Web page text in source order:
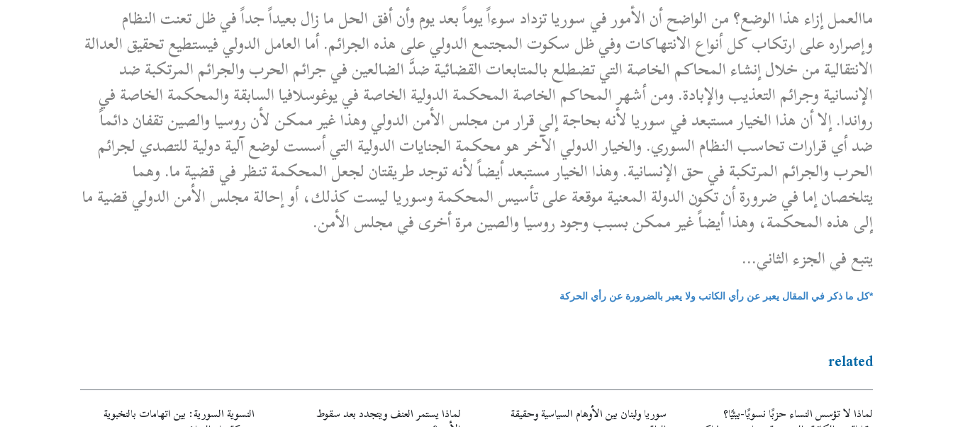
ماالعمل إزاء هذا الوضع؟ من الواضح أن الأمور في سوريا تزداد سوءاً يوماً بعد يوم وأن أفق الحل ما زال بعيداً جداً في ظل تعنت النظام
وإصراره على ارتكاب كل أنواع الانتهاكات وفي ظل سكوت المجتمع الدولي على هذه الجرائم. أما العامل الدولي فيستطيع تحقيق العدالة
الانتقالية من خلال إنشاء المحاكم الخاصة التي تضطلع بالمتابعات القضائية ضدَّ الضالعين في جرائم الحرب والجرائم المرتكبة ضد
الإنسانية وجرائم التعذيب والإبادة. ومن أشهر المحاكم الخاصة المحكمة الدولية الخاصة في يوغوسلافيا السابقة والمحكمة الخاصة في
رواندا. إلا أن هذا الخيار مستبعد في سوريا لأنه بحاجة إلى قرار من مجلس الأمن الدولي وهذا غير ممكن لأن روسيا والصين تقفان دائماً
ضد أي قرارات تحاسب النظام السوري. والخيار الدولي الآخر هو محكمة الجنايات الدولية التي أسست لوضع آلية دولية للتصدي لجرائم
الحرب والجرائم المرتكبة في حق الإنسانية. وهذا الخيار مستبعد أيضاً لأنه توجد طريقتان لجعل المحكمة تنظر في قضية ما. وهما
يتلخصان إما في ضرورة أن تكون الدولة المعنية موقعة على تأسيس المحكمة وسوريا ليست كذلك، أو إحالة مجلس الأمن الدولي قضية ما
إلى هذه المحكمة، وهذا أيضاً غير ممكن بسبب وجود روسيا والصين مرة أخرى في مجلس الأمن.
يتبع في الجزء الثاني…
*كل ما ذكر في المقال يعبر عن رأي الكاتب ولا يعبر بالضرورة عن رأي الحركة
related
لماذا لا تؤسس النساء حزبًا نسويًا-بيئيًا؟ سوريا ولبنان بين الأوهام السياسية وحقيقة لماذا يستمر العنف ويتجدد بعد سقوط النسوية السورية: بين اتهامات بالنخبوية